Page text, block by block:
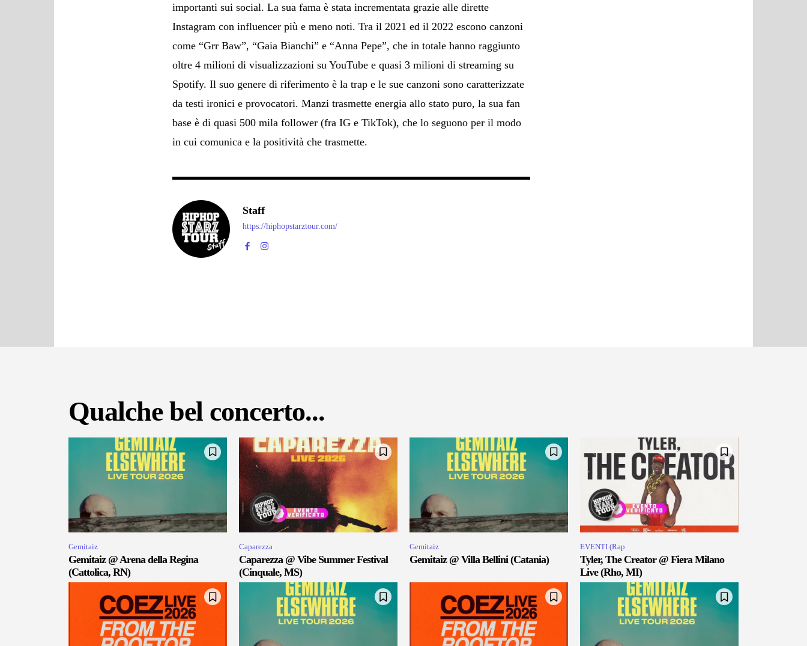
importanti sui social. La sua fama è stata incrementata grazie alle dirette
Instagram con influencer più e meno noti. Tra il 2021 ed il 2022 escono canzoni
come “Grr Baw”, “Gaia Bianchi” e “Anna Pepe”, che in totale hanno raggiunto
oltre 4 milioni di visualizzazioni su YouTube e quasi 3 milioni di streaming su
Spotify. Il suo genere di riferimento è la trap e le sue canzoni sono caratterizzate
da testi ironici e provocatori. Manzi trasmette energia allo stato puro, la sua fan
base è di quasi 500 mila follower (fra IG e TikTok), che lo seguono per il modo
in cui comunica e la positività che trasmette.
Staff
https://hiphopstarztour.com/
Qualche bel concerto...
Gemitaiz
Gemitaiz @ Arena della Regina
(Cattolica, RN)
Caparezza
Caparezza @ Vibe Summer Festival
(Cinquale, MS)
Gemitaiz
Gemitaiz @ Villa Bellini (Catania)
EVENTI (Rap
Tyler, The Creator @ Fiera Milano
Live (Rho, MI)